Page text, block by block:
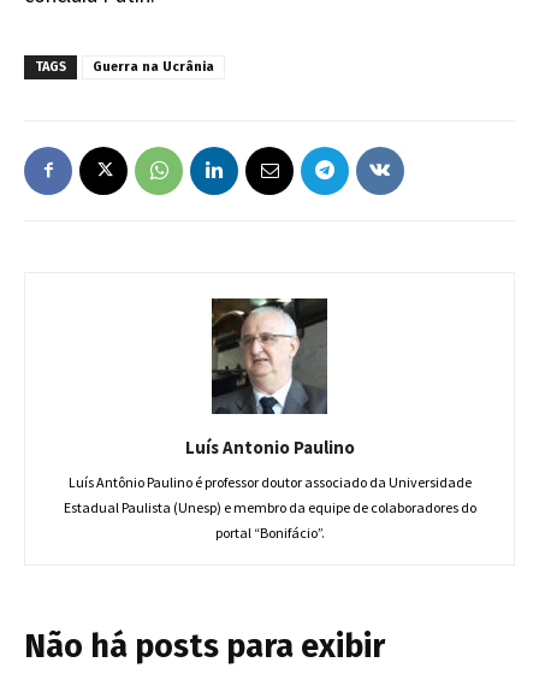
TAGS Guerra na Ucrânia
Luís Antonio Paulino
Luís Antônio Paulino é professor doutor associado da Universidade
Estadual Paulista (Unesp) e membro da equipe de colaboradores do
portal “Bonifácio”.
Não há posts para exibir